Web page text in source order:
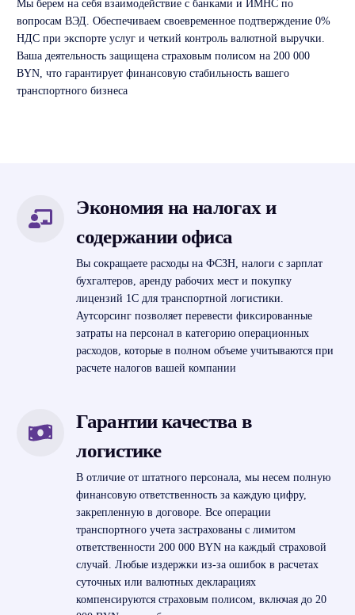
Мы берем на себя взаимодействие с банками и ИМНС по
вопросам ВЭД. Обеспечиваем своевременное подтверждение 0%
НДС при экспорте услуг и четкий контроль валютной выручки.
Ваша деятельность защищена страховым полисом на 200 000
BYN, что гарантирует финансовую стабильность вашего
транспортного бизнеса
Экономия на налогах и
содержании офиса
Вы сокращаете расходы на ФСЗН, налоги с зарплат
бухгалтеров, аренду рабочих мест и покупку
лицензий 1С для транспортной логистики.
Аутсорсинг позволяет перевести фиксированные
затраты на персонал в категорию операционных
расходов, которые в полном объеме учитываются при
расчете налогов вашей компании
Гарантии качества в
логистике
В отличие от штатного персонала, мы несем полную
финансовую ответственность за каждую цифру,
закрепленную в договоре. Все операции
транспортного учета застрахованы с лимитом
ответственности 200 000 BYN на каждый страховой
случай. Любые издержки из-за ошибок в расчетах
суточных или валютных декларациях
компенсируются страховым полисом, включая до 20